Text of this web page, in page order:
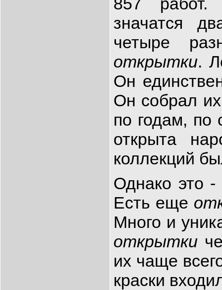
значатся
четыре
открытки.
Он
Он собрал
по годам,
открыта
коллекций
Однако это -
Есть еще
Много и
открытки
их чаще
краски